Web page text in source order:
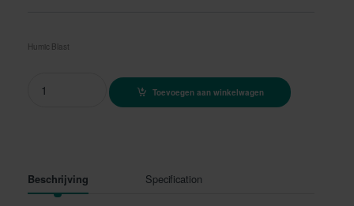
Humic Blast
Aptus Humic Blast 5L quantity
Toevoegen aan winkelwagen
Beschrijving Specification